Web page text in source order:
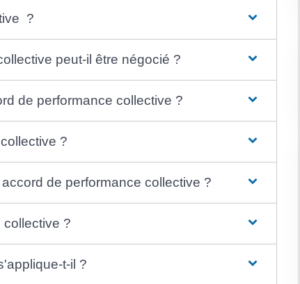
?
peut-il être négocié ?
de performance collective ?
?
de performance collective ?
?
t-il ?